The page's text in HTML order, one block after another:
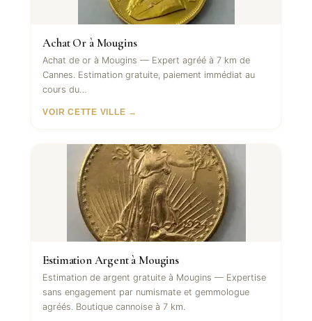
Achat Or à Mougins
Achat de or à Mougins — Expert agréé à 7 km de
Cannes. Estimation gratuite, paiement immédiat au
cours du…
VOIR CETTE VILLE →
Estimation Argent à Mougins
Estimation de argent gratuite à Mougins — Expertise
sans engagement par numismate et gemmologue
agréés. Boutique cannoise à 7 km.